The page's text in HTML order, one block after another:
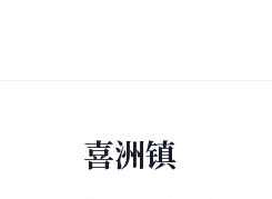
喜洲镇